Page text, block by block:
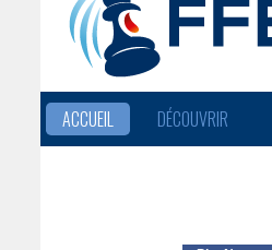
ACCUEIL DÉCOUVRIR